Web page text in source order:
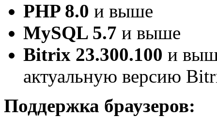
PHP 8.0 и выше
MySQL 5.7 и выше
Bitrix 23.300.100 и
актуальную версию
Поддержка браузеров: